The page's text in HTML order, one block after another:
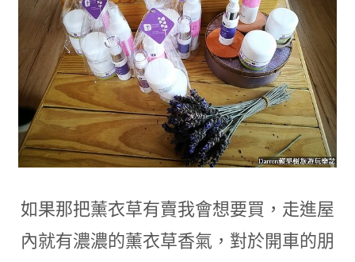
如果那把薰衣草有賣我會想要買 ， 走進屋
內就有濃濃的薰衣草香氣 ， 對於開車的朋